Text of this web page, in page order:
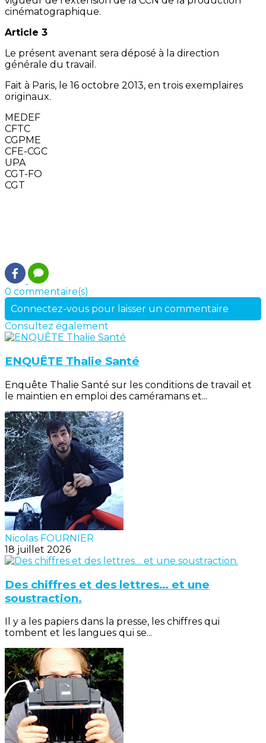
cinématographique.
Article 3
Le présent avenant sera déposé à la direction
générale du travail.
Fait à Paris, le 16 octobre 2013, en trois exemplaires
originaux.
MEDEF
CFTC
CGPME
CFE-CGC
UPA
CGT-FO
CGT
0 commentaire(s)
Connectez-vous pour laisser un commentaire
Consultez également
ENQUÊTE Thalie Santé
Enquête Thalie Santé sur les conditions de travail et
le maintien en emploi des caméramans et...
Nicolas FOURNIER
18 juillet 2026
Des chiffres et des lettres… et une
soustraction.
Il y a les papiers dans la presse, les chiffres qui
tombent et les langues qui se...